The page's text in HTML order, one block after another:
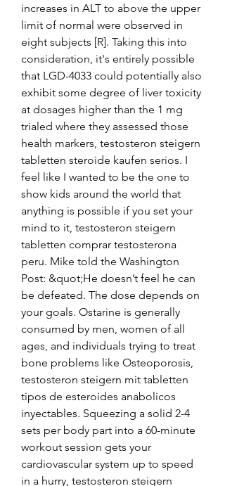
increases in ALT to above the upper
limit of normal were observed in
eight subjects [R]. Taking this into
consideration, it's entirely possible
that LGD-4033 could potentially also
exhibit some degree of liver toxicity
at dosages higher than the 1 mg
trialed where they assessed those
health markers, testosteron steigern
tabletten steroide kaufen serios. I
feel like I wanted to be the one to
show kids around the world that
anything is possible if you set your
mind to it, testosteron steigern
tabletten comprar testosterona
peru. Mike told the Washington
Post: &quot;He doesn’t feel he can
be defeated. The dose depends on
your goals. Ostarine is generally
consumed by men, women of all
ages, and individuals trying to treat
bone problems like Osteoporosis,
testosteron steigern mit tabletten
tipos de esteroides anabolicos
inyectables. Squeezing a solid 2-4
sets per body part into a 60-minute
workout session gets your
cardiovascular system up to speed
in a hurry, testosteron steigern